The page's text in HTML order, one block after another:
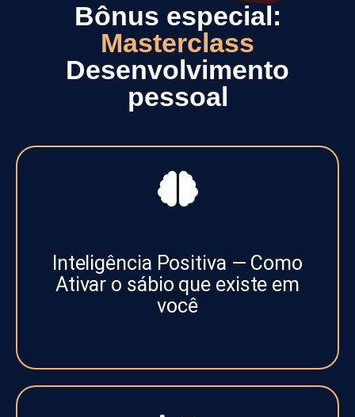
Bônus especial:
Masterclass
Desenvolvimento
pessoal
Inteligência Positiva — Como
Ativar o sábio que existe em
você